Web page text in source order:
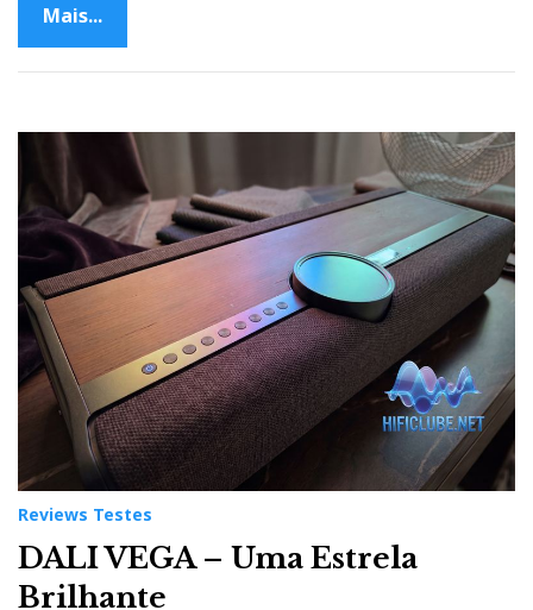
Mais...
Reviews Testes
DALI VEGA – Uma Estrela
Brilhante